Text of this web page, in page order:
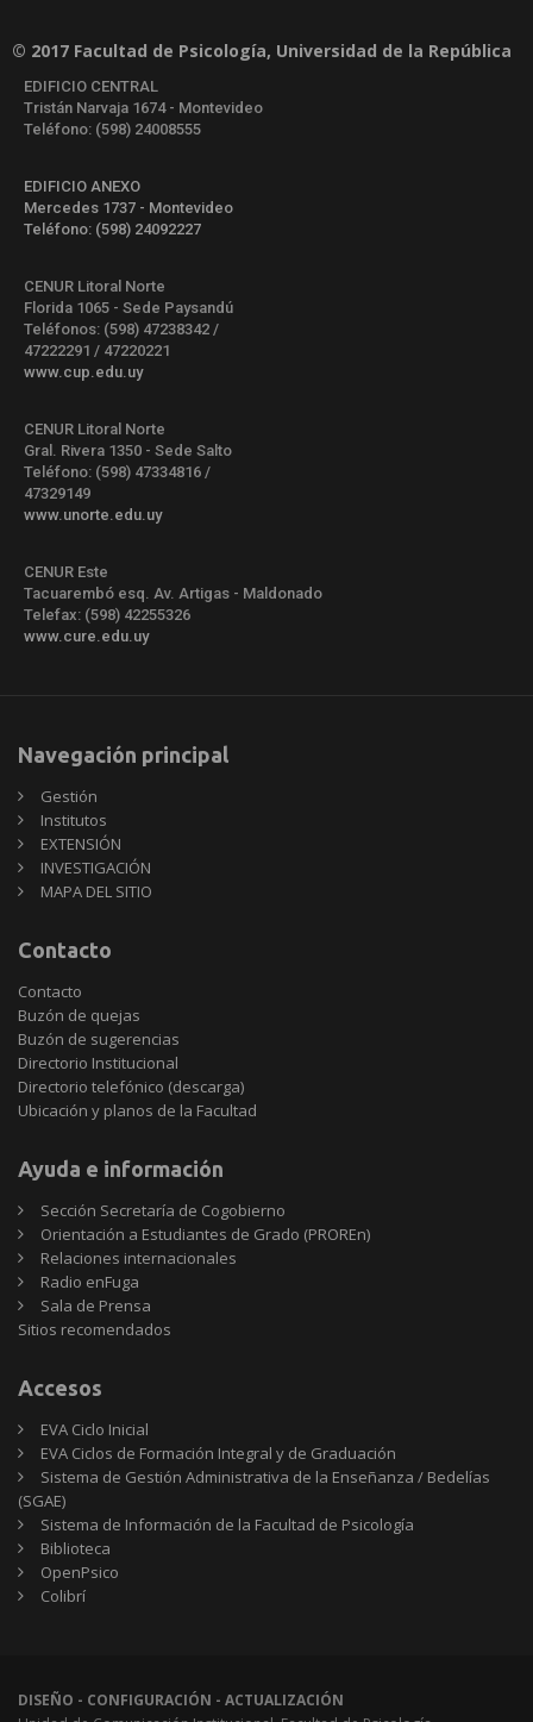
© 2017 Facultad de Psicología, Universidad de la República
EDIFICIO CENTRAL
Tristán Narvaja 1674 - Montevideo
Teléfono: (598) 24008555
EDIFICIO ANEXO
Mercedes 1737 - Montevideo
Teléfono: (598) 24092227
CENUR Litoral Norte
Florida 1065 - Sede Paysandú
Teléfonos: (598) 47238342 /
47222291 / 47220221
www.cup.edu.uy
CENUR Litoral Norte
Gral. Rivera 1350 - Sede Salto
Teléfono: (598) 47334816 /
47329149
www.unorte.edu.uy
CENUR Este
Tacuarembó esq. Av. Artigas - Maldonado
Telefax: (598) 42255326
www.cure.edu.uy
Navegación principal
Gestión
Institutos
EXTENSIÓN
INVESTIGACIÓN
MAPA DEL SITIO
Contacto
Contacto
Buzón de quejas
Buzón de sugerencias
Directorio Institucional
Directorio telefónico (descarga)
Ubicación y planos de la Facultad
Ayuda e información
Sección Secretaría de Cogobierno
Orientación a Estudiantes de Grado (PROREn)
Relaciones internacionales
Radio enFuga
Sala de Prensa
Sitios
Sitios recomendados
Accesos
EVA Ciclo Inicial
EVA Ciclos de Formación Integral y de Graduación
Sistema de Gestión Administrativa de la Enseñanza / Bedelías
(SGAE)
Sistema de Información de la Facultad de Psicología
Biblioteca
OpenPsico
Colibrí
DISEÑO - CONFIGURACIÓN - ACTUALIZACIÓN